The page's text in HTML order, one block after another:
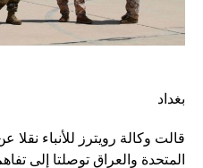
بغداد
قالت وكالة رويترز للأنباء
المتحدة والعراق توصلتا إلى